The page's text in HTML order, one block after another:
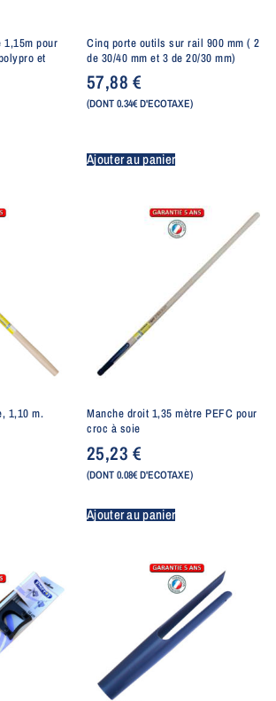
1,15m pour
et
Cinq porte outils sur rail 900 mm ( 2
de 30/40 mm et 3 de 20/30 mm)
57,88€
(DONT 0.34€ D'ECOTAXE)
Ajouter au panier
1,10 m.
Manche droit 1,35 mètre PEFC pour
croc à soie
25,23€
(DONT 0.08€ D'ECOTAXE)
Ajouter au panier